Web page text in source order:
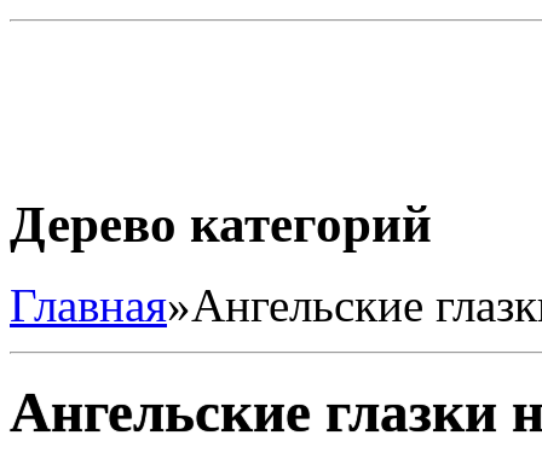
Дерево категорий
Главная»Ангельские
Ангельские глазки